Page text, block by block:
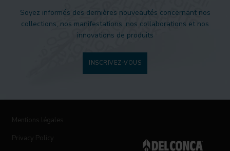
Soyez informés des dernières nouveautés concernant nos
collections, nos manifestations, nos collaborations et nos
innovations de produits
INSCRIVEZ-VOUS
Mentions légales
Privacy Policy